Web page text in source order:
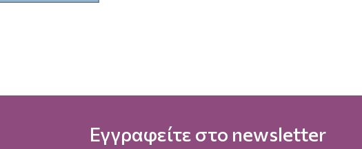
Εγγραφείτε στο newsletter